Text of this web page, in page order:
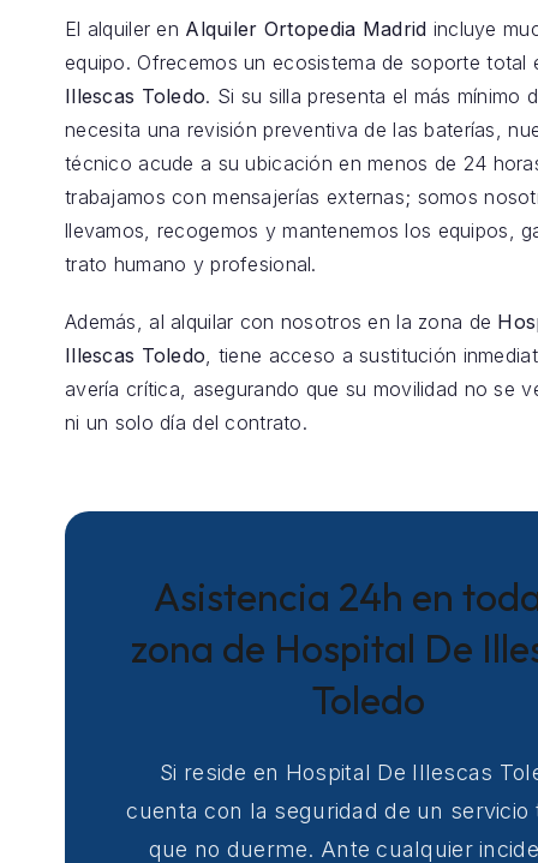
El alquiler en Alquiler Ortopedia Madrid incluye
equipo. Ofrecemos un ecosistema de soporte total
Illescas Toledo. Si su silla presenta el más mínimo
necesita una revisión preventiva de las baterías,
técnico acude a su ubicación en menos de 24
trabajamos con mensajerías externas; somos
llevamos, recogemos y mantenemos los equipos,
trato humano y profesional.
Además, al alquilar con nosotros en la zona de
Illescas Toledo, tiene acceso a sustitución
avería crítica, asegurando que su movilidad no se
ni un solo día del contrato.
Asistencia 24h en
zona de Hospital De
Toledo
Si reside en Hospital De Illescas
cuenta con la seguridad de un servicio
que no duerme. Ante cualquier